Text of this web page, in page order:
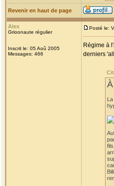
Revenir en haut de page
Alex
Grioonaute régulier
Inscrit le: 05 Aoû 2005
Messages: 466
Posté le:
Régime à
derniers